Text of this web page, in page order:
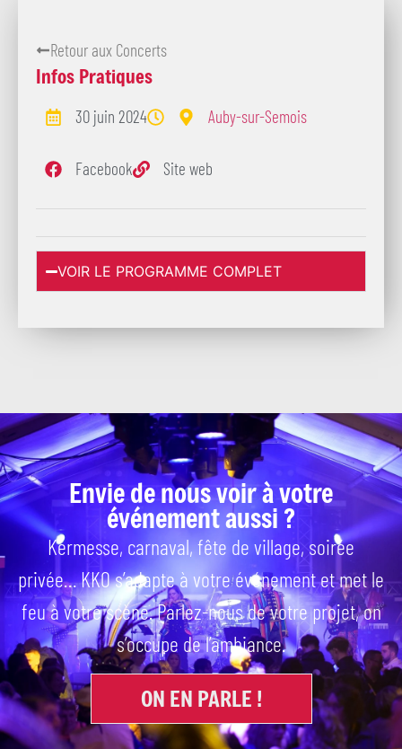
Retour aux Concerts
Infos Pratiques
30 juin 2024 Auby-sur-Semois
Facebook Site web
VOIR LE PROGRAMME COMPLET
Envie de nous voir à votre
événement aussi ?
Kermesse, carnaval, fête de village, soirée
privée… KKO s’adapte à votre événement et met le
feu à votre scène. Parlez-nous de votre projet, on
s’occupe de l’ambiance.
ON EN PARLE !